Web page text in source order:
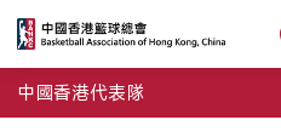
中國香港代表隊